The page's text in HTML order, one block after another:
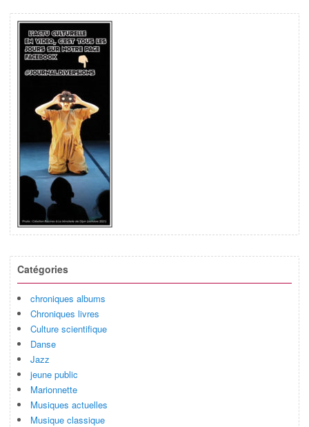
Catégories
chroniques albums
Chroniques livres
Culture scientifique
Danse
Jazz
jeune public
Marionnette
Musiques actuelles
Musique classique